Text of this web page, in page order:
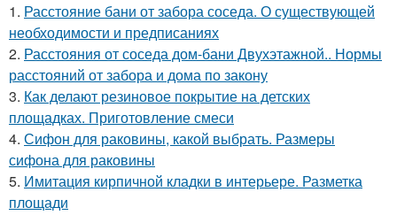
1. Расстояние бани от забора соседа. О существующей
необходимости и предписаниях
2. Расстояния от соседа дом-бани Двухэтажной.. Нормы
расстояний от забора и дома по закону
3. Как делают резиновое покрытие на детских
площадках. Приготовление смеси
4. Сифон для раковины, какой выбрать. Размеры
сифона для раковины
5. Имитация кирпичной кладки в интерьере. Разметка
площади